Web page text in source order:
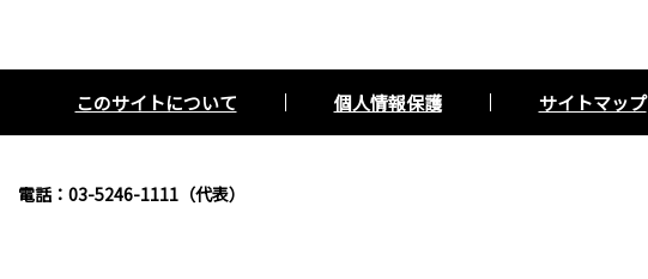
このサイトについて 個人情報保護 サイトマップ
電話：03-5246-1111（代表）